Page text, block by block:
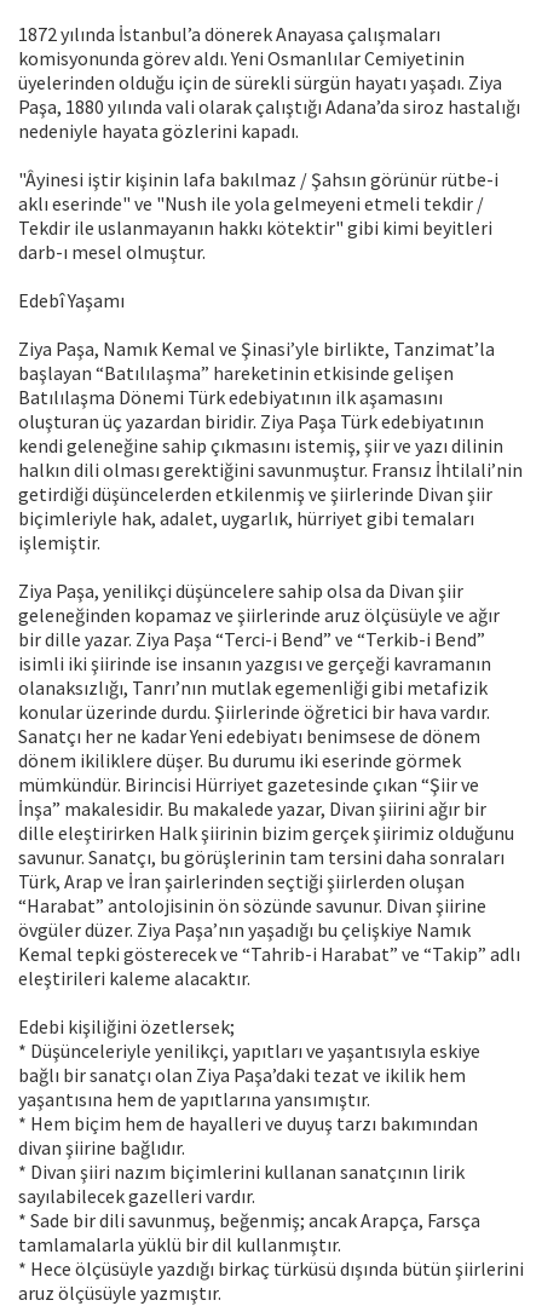
1872 yılında İstanbul’a dönerek Anayasa çalışmaları
komisyonunda görev aldı. Yeni Osmanlılar Cemiyetinin
üyelerinden olduğu için de sürekli sürgün hayatı yaşadı. Ziya
Paşa, 1880 yılında vali olarak çalıştığı Adana’da siroz hastalığı
nedeniyle hayata gözlerini kapadı.
"Âyinesi iştir kişinin lafa bakılmaz / Şahsın görünür rütbe-i
aklı eserinde" ve "Nush ile yola gelmeyeni etmeli tekdir /
Tekdir ile uslanmayanın hakkı kötektir" gibi kimi beyitleri
darb-ı mesel olmuştur.
Edebî Yaşamı
Ziya Paşa, Namık Kemal ve Şinasi’yle birlikte, Tanzimat’la
başlayan “Batılılaşma” hareketinin etkisinde gelişen
Batılılaşma Dönemi Türk edebiyatının ilk aşamasını
oluşturan üç yazardan biridir. Ziya Paşa Türk edebiyatının
kendi geleneğine sahip çıkmasını istemiş, şiir ve yazı dilinin
halkın dili olması gerektiğini savunmuştur. Fransız İhtilali’nin
getirdiği düşüncelerden etkilenmiş ve şiirlerinde Divan şiir
biçimleriyle hak, adalet, uygarlık, hürriyet gibi temaları
işlemiştir.
Ziya Paşa, yenilikçi düşüncelere sahip olsa da Divan şiir
geleneğinden kopamaz ve şiirlerinde aruz ölçüsüyle ve ağır
bir dille yazar. Ziya Paşa “Terci-i Bend” ve “Terkib-i Bend”
isimli iki şiirinde ise insanın yazgısı ve gerçeği kavramanın
olanaksızlığı, Tanrı’nın mutlak egemenliği gibi metafizik
konular üzerinde durdu. Şiirlerinde öğretici bir hava vardır.
Sanatçı her ne kadar Yeni edebiyatı benimsese de dönem
dönem ikiliklere düşer. Bu durumu iki eserinde görmek
mümkündür. Birincisi Hürriyet gazetesinde çıkan “Şiir ve
İnşa” makalesidir. Bu makalede yazar, Divan şiirini ağır bir
dille eleştirirken Halk şiirinin bizim gerçek şiirimiz olduğunu
savunur. Sanatçı, bu görüşlerinin tam tersini daha sonraları
Türk, Arap ve İran şairlerinden seçtiği şiirlerden oluşan
“Harabat” antolojisinin ön sözünde savunur. Divan şiirine
övgüler düzer. Ziya Paşa’nın yaşadığı bu çelişkiye Namık
Kemal tepki gösterecek ve “Tahrib-i Harabat” ve “Takip” adlı
eleştirileri kaleme alacaktır.
Edebi kişiliğini özetlersek;
* Düşünceleriyle yenilikçi, yapıtları ve yaşantısıyla eskiye
bağlı bir sanatçı olan Ziya Paşa’daki tezat ve ikilik hem
yaşantısına hem de yapıtlarına yansımıştır.
* Hem biçim hem de hayalleri ve duyuş tarzı bakımından
divan şiirine bağlıdır.
* Divan şiiri nazım biçimlerini kullanan sanatçının lirik
sayılabilecek gazelleri vardır.
* Sade bir dili savunmuş, beğenmiş; ancak Arapça, Farsça
tamlamalarla yüklü bir dil kullanmıştır.
* Hece ölçüsüyle yazdığı birkaç türküsü dışında bütün şiirlerini
aruz ölçüsüyle yazmıştır.